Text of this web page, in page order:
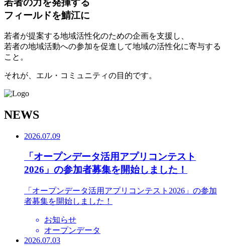
フィールドを鯖江に
若者が提案する地域活性化のための企画を支援し、
若者の地域活動への参加を促進して地域の活性化に寄与する
こと。
それが、エル・コミュニティの目的です。
NEWS
2026.07.09
「オープンデータ活用アプリコンテスト
2026」の参加者募集を開始しました！
「オープンデータ活用アプリコンテスト2026」の参加
者募集を開始しました！
お知らせ
オープンデータ
2026.07.03